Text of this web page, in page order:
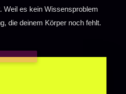
Weil es kein Wissensproblem
die deinem Körper noch fehlt.